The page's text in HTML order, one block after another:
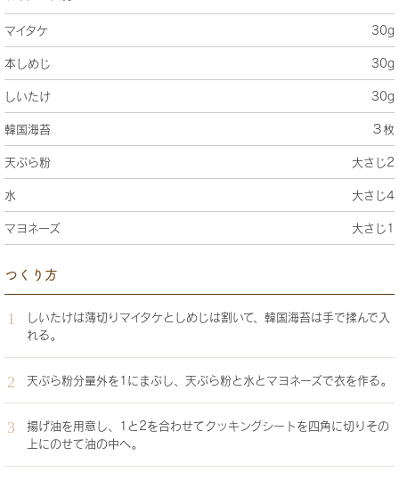
マイタケ 30g
本しめじ 30g
しいたけ 30g
韓国海苔 ３枚
天ぷら粉 大さじ2
水 大さじ4
マヨネーズ 大さじ1
つくり方
しいたけは薄切りマイタケとしめじは割いて、韓国海苔は手で揉んで入
れる｡
天ぷら粉分量外を1にまぶし、天ぷら粉と水とマヨネーズで衣を作る｡
揚げ油を用意し、1と2を合わせてクッキングシートを四角に切りその
上にのせて油の中へ｡